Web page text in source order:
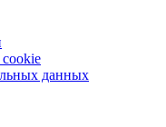
данных